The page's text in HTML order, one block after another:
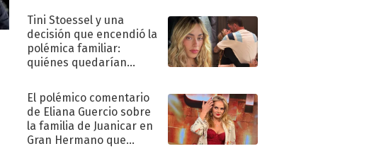
Tini Stoessel y una
decisión que encendió la
polémica familiar:
quiénes quedarían
El polémico comentario
de Eliana Guercio sobre
la familia de Juanicar en
Gran Hermano que